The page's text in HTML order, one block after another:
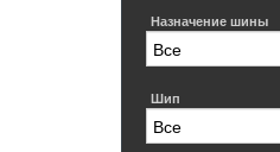
Назначение шины
Шип